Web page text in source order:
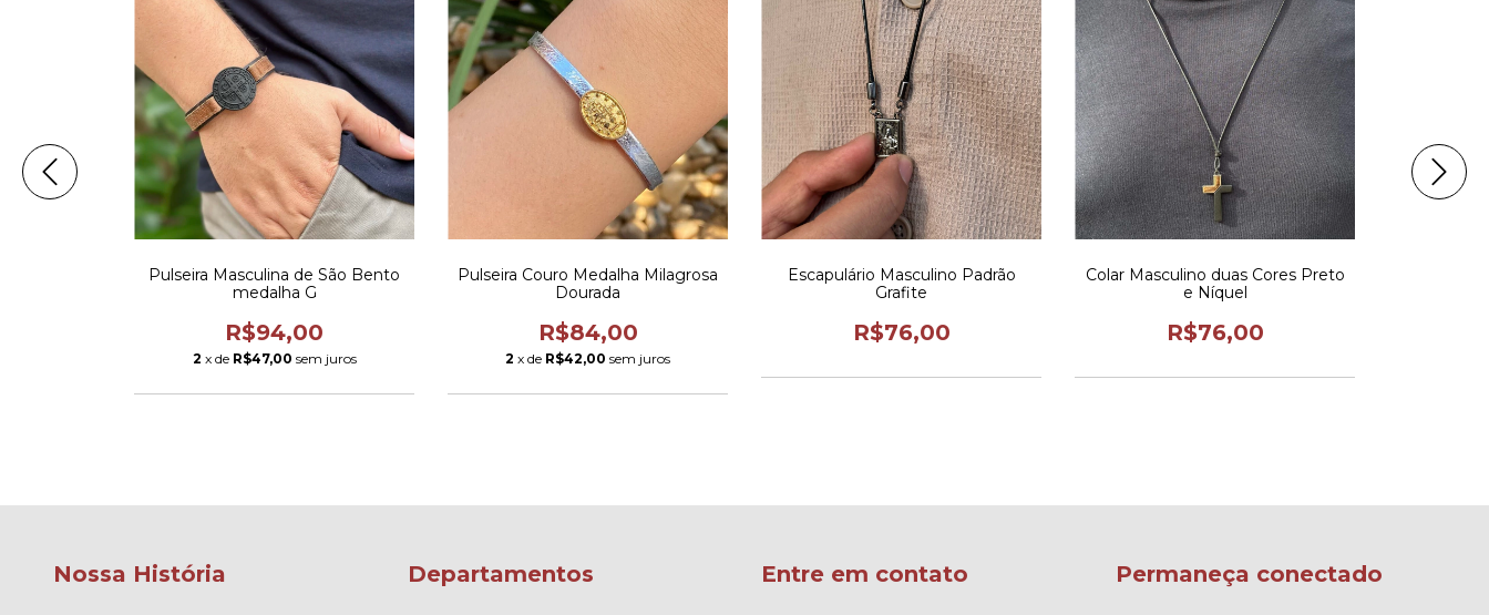
Pulseira Masculina de São Bento
medalha G
R$94,00
2 x de R$47,00 sem juros
Pulseira Couro Medalha Milagrosa
Dourada
R$84,00
2 x de R$42,00 sem juros
Escapulário Masculino Padrão
Grafite
R$76,00
Colar Masculino duas Cores Preto
e Níquel
R$76,00
Nossa História Departamentos Entre em contato Permaneça conectado